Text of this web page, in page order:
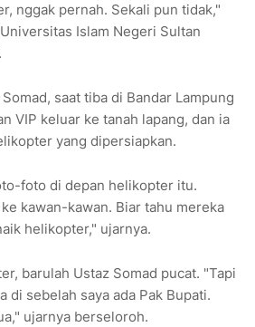
nggak pernah. Sekali pun tidak,"
Islam Negeri Sultan
saat tiba di Bandar Lampung
VIP keluar ke tanah lapang, dan ia
yang dipersiapkan.
foto di depan helikopter itu.
kawan-kawan. Biar tahu mereka
helikopter," ujarnya.
barulah Ustaz Somad pucat. "Tapi
di sebelah saya ada Pak Bupati.
ujarnya berseloroh.